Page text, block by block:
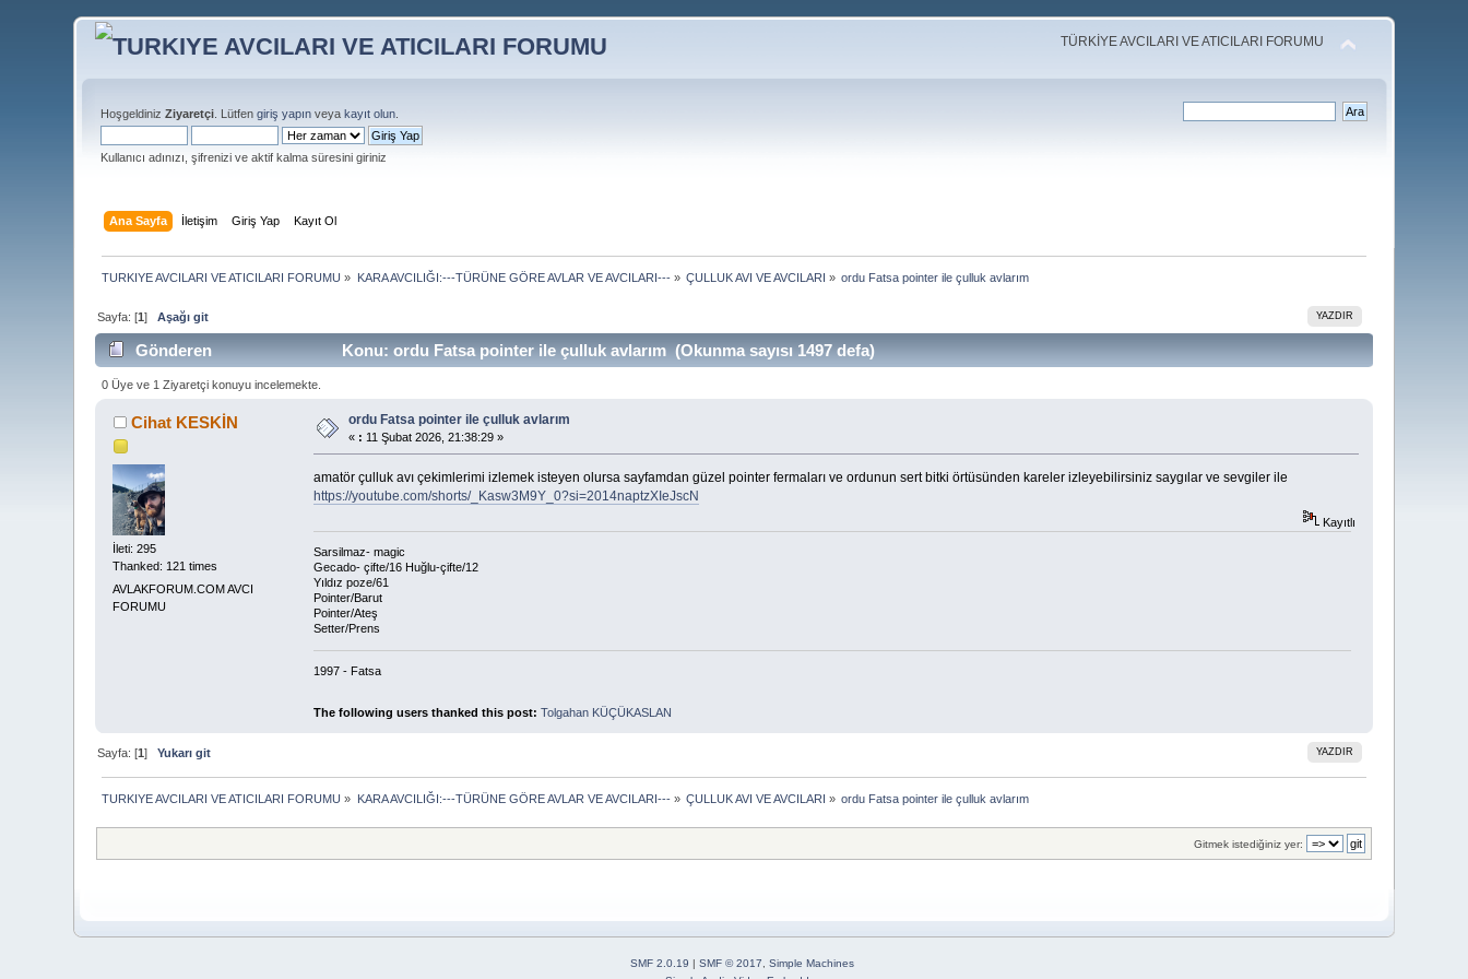
TÜRKİYE AVCILARI VE ATICILARI FORUMU
HoşgeldinizZiyaretçi . Lütfengiriş yapın veyakayıt olun
Kullanıcı adınızı, şifrenizi ve aktif kalma süresini giriniz
Ana Sayfa İletişim Giriş Yap Kayıt Ol
TURKIYE AVCILARI VE ATICILARI FORUMU » KARA AVCILIĞI:---TÜRÜNE GÖRE AVLAR VE AVCILARI---» ÇULLUK AVI VE AVCILARI » ordu Fatsa pointer ile çulluk avlarım
YAZDIR
Sayfa: [1]Aşağı git
Gönderen Konu: ordu Fatsa pointer ile çulluk avlarım (Okunma sayısı 1497 defa)
0 Üye ve 1 Ziyaretçi konuyu incelemekte.
Cihat KESKİN
İleti: 295
Thanked: 121 times
AVLAKFORUM.COM AVCI
FORUMU
ordu Fatsa pointer ile çulluk avlarım
« : 11 Şubat 2026, 21:38:29 »
amatör çulluk avı çekimlerimi izlemek isteyen olursa sayfamdan güzel pointer fermaları ve ordunun sert bitki örtüsünden kareler izleyebilirsiniz saygılar ve sevgiler ile
https://youtube.com/shorts/_Kasw3M9Y_0?si=2014naptzXIeJscN
Kayıtlı
Sarsilmaz- magic
Gecado- çifte/16 Huğlu-çifte/12
Yıldız poze/61
Pointer/Barut
Pointer/Ateş
Setter/Prens
1997 - Fatsa
The following users thanked this post: Tolgahan KÜÇÜKASLAN
YAZDIR
Sayfa: [1]Yukarı git
TURKIYE AVCILARI VE ATICILARI FORUMU » KARA AVCILIĞI:---TÜRÜNE GÖRE AVLAR VE AVCILARI---» ÇULLUK AVI VE AVCILARI » ordu Fatsa pointer ile çulluk avlarım
Gitmek istediğiniz yer:
SMF 2.0.19 | SMF © 2017
Simple Machines